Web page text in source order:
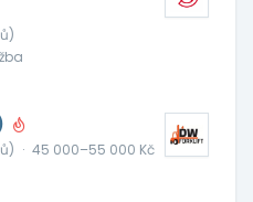
· 45 000–55 000 Kč